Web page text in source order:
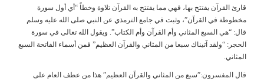
قارئ القرآن يفتتح بها، فهي مما يفتتح به القرآن تلاوة وخطاً “أي أول سورة
مخطوطة في القرآن”، وثبت في جامع الترمذي عن النبي صلى الله عليه وسلم
قال: “هي السبع المثاني وأم القرآن وأم الكتاب”. ويقول الله تعالى في سورة
الحجر: “ولقد آتيناك سبعا من المثاني والقرآن العظيم” فمن أسماء الفاتحة السبع
المثاني.
قال المفسرون:”سبع من المثاني والقرآن العظيم” هذا من عطف العام على